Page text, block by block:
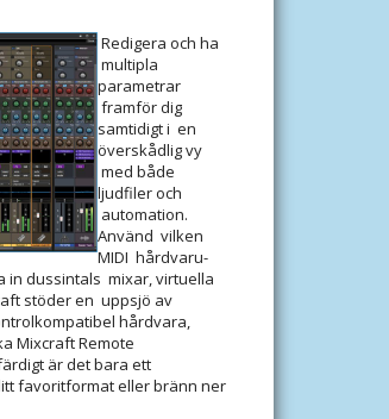
Redigera och ha
multipla
parametrar
framför dig
samtidigt i en
överskådlig vy
med både
ljudfiler och
automation.
Använd vilken
MIDI hårdvaru-
dussintals mixar, virtuella
stöder en uppsjö av
hårdvara,
Mixcraft Remote
är det bara ett
favoritformat eller bränn ner